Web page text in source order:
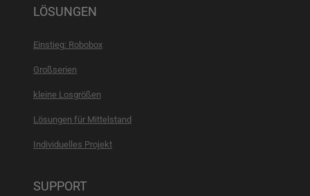
LÖSUNGEN
Einstieg: Robobox
Großserien
kleine Losgrößen
Lösungen für Mittelstand
Individuelles Projekt
SUPPORT